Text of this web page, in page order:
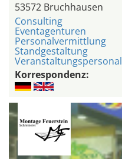
53572 Bruchhausen
Consulting
Eventagenturen
Personalvermittlung
Standgestaltung
Veranstaltungspersonal
Korrespondenz: